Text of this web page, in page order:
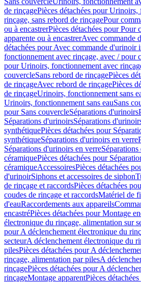
de rinçagePièces détachées pour
rinçage, sans rebord de rinçagePour
ou à encastrerPièces détachées pour Pour
apparente ou à encastrerAvec commande
détachées pour Avec commande d'urinoir
fonctionnement avec rinçage, avec / pour
pour Urinoirs, fonctionnement avec
couvercleSans rebord de rinçagePièces
de rinçageAvec rebord de rinçagePièces
de rinçageUrinoirs, fonctionnement sans
Urinoirs, fonctionnement sans eauSans
pour Sans couvercleSéparations d'urinoirs
Séparations d'urinoirsSéparations
synthétiquePièces détachées pour
synthétiqueSéparations d'urinoirs en verre
Séparations d'urinoirs en verre
céramiquePièces détachées pour
céramiqueAccessoiresPièces détachées
d'urinoirSiphons et accessoires de siphon
de rinçage et raccordsPièces détachées
coudes de rinçage et raccordsMatériel de
d'eauRaccordements aux appareils
encastréPièces détachées pour Montage
électronique du rinçage, alimentation sur
pour A déclenchement électronique du
secteurA déclenchement électronique du
pilesPièces détachées pour A
rinçage, alimentation par pilesA
rinçagePièces détachées pour A
rinçageMontage apparentPièces